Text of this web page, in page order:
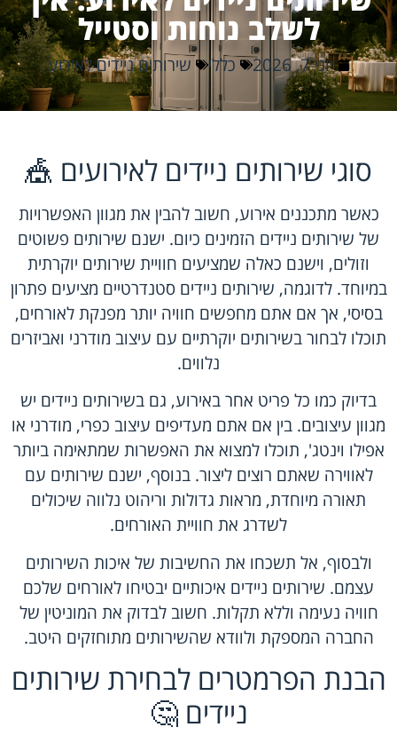
לשלב נוחות וסטייל
יוני 7, 2026 כללי שירותים ניידים לאירוע
סוגי שירותים ניידים לאירועים 🎪
כאשר מתכננים אירוע, חשוב להבין את מגוון האפשרויות
של שירותים ניידים הזמינים כיום. ישנם שירותים פשוטים
וזולים, וישנם כאלה שמציעים חוויית שירותים יוקרתית
במיוחד. לדוגמה, שירותים ניידים סטנדרטיים מציעים פתרון
בסיסי, אך אם אתם מחפשים חוויה יותר מפנקת לאורחים,
תוכלו לבחור בשירותים יוקרתיים עם עיצוב מודרני ואביזרים
נלווים.
בדיוק כמו כל פריט אחר באירוע, גם בשירותים ניידים יש
מגוון עיצובים. בין אם אתם מעדיפים עיצוב כפרי, מודרני או
אפילו וינטג', תוכלו למצוא את האפשרות שמתאימה ביותר
לאווירה שאתם רוצים ליצור. בנוסף, ישנם שירותים עם
תאורה מיוחדת, מראות גדולות וריהוט נלווה שיכולים
לשדרג את חוויית האורחים.
ולבסוף, אל תשכחו את החשיבות של איכות השירותים
עצמם. שירותים ניידים איכותיים יבטיחו לאורחים שלכם
חוויה נעימה וללא תקלות. חשוב לבדוק את המוניטין של
החברה המספקת ולוודא שהשירותים מתוחזקים היטב.
הבנת הפרמטרים לבחירת שירותים
ניידים 🤔